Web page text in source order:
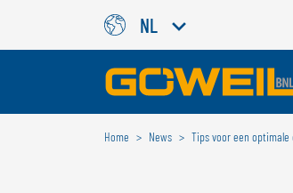
NL
Kies uw taal /
Home News Tips voor een optimale